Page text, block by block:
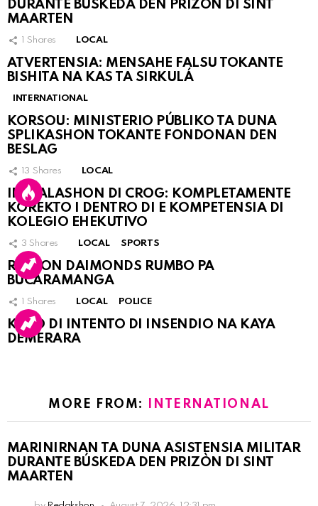
DURANTE BÚSKEDA DEN PRIZÒN DI SINT
MAARTEN
1 Shares LOCAL
ATVERTENSIA: MENSAHE FALSU TOKANTE
BISHITA NA KAS TA SIRKULÁ
INTERNATIONAL
KORSOU: MINISTERIO PÚBLIKO TA DUNA
SPLIKASHON TOKANTE FONDONAN DEN
BESLAG
13 Shares LOCAL
INSTALASHON DI CROG: KOMPLETAMENTE
KOREKTO I DENTRO DI E KOMPETENSIA DI
KOLEGIO EHEKUTIVO
3 Shares LOCAL SPORTS
RINCON DAIMONDS RUMBO PA
BUCARAMANGA
1 Shares LOCAL POLICE
KASO DI INTENTO DI INSENDIO NA KAYA
DEMERARA
MORE FROM: INTERNATIONAL
MARINIRNAN TA DUNA ASISTENSIA MILITAR
DURANTE BÚSKEDA DEN PRIZÒN DI SINT
MAARTEN